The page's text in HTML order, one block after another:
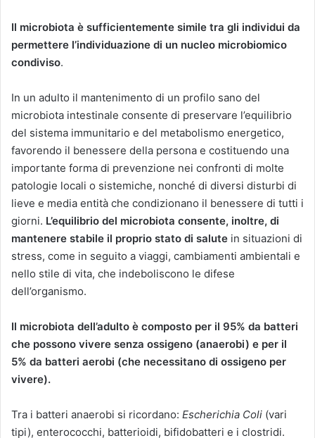
Il microbiota è sufficientemente simile tra gli individui da
permettere l’individuazione di un nucleo microbiomico
condiviso.
In un adulto il mantenimento di un profilo sano del
microbiota intestinale consente di preservare l’equilibrio
del sistema immunitario e del metabolismo energetico,
favorendo il benessere della persona e costituendo una
importante forma di prevenzione nei confronti di molte
patologie locali o sistemiche, nonché di diversi disturbi di
lieve e media entità che condizionano il benessere di tutti i
giorni. L’equilibrio del microbiota consente, inoltre, di
mantenere stabile il proprio stato di salute in situazioni di
stress, come in seguito a viaggi, cambiamenti ambientali e
nello stile di vita, che indeboliscono le difese
dell’organismo.
Il microbiota dell’adulto è composto per il 95% da batteri
che possono vivere senza ossigeno (anaerobi) e per il
5% da batteri aerobi (che necessitano di ossigeno per
vivere).
Tra i batteri anaerobi si ricordano: Escherichia Coli (vari
tipi), enterococchi, batterioidi, bifidobatteri e i clostridi.